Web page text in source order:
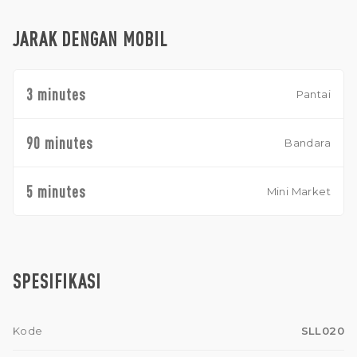
JARAK DENGAN MOBIL
3 minutes Pantai
90 minutes Bandara
5 minutes Mini Market
SPESIFIKASI
Kode SLL020